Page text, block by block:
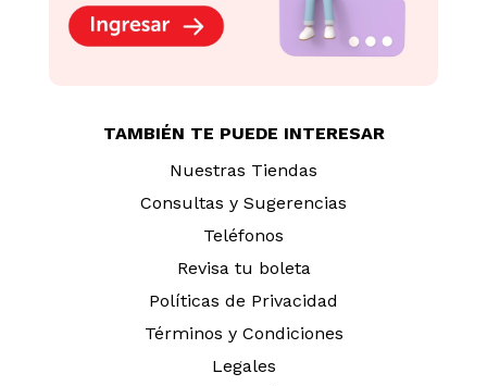
TAMBIÉN TE PUEDE INTERESAR
Nuestras Tiendas
Consultas y Sugerencias
Teléfonos
Revisa tu boleta
Políticas de Privacidad
Términos y Condiciones
Legales